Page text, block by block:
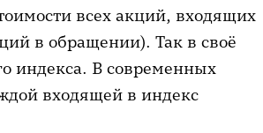
всех акций, входящих
в обращении). Так в своё
индекса. В современных
входящей в индекс